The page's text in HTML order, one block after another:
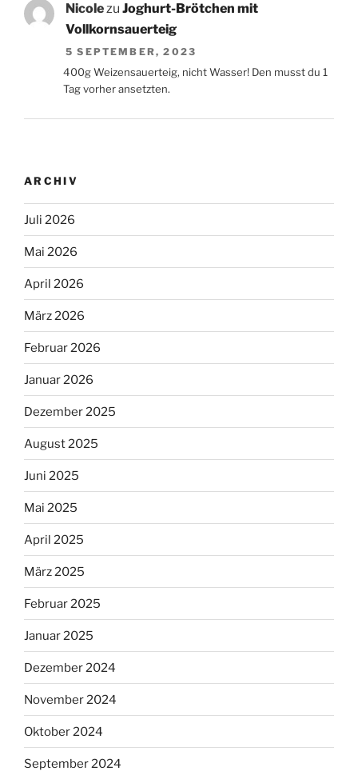
Nicolezu Joghurt-Brötchen mit
Vollkornsauerteig
5 SEPTEMBER, 2023
400g Weizensauerteig, nicht Wasser! Den musst du 1
Tag vorher ansetzten.
ARCHIV
Juli 2026
Mai 2026
April 2026
März 2026
Februar 2026
Januar 2026
Dezember 2025
August 2025
Juni 2025
Mai 2025
April 2025
März 2025
Februar 2025
Januar 2025
Dezember 2024
November 2024
Oktober 2024
September 2024